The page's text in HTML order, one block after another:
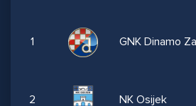
1 GNK Dinamo
2 NK Osijek